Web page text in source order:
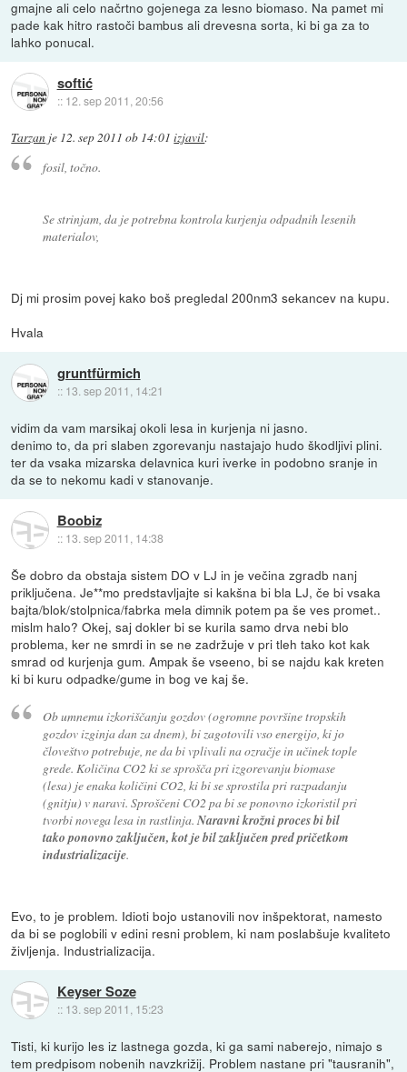
gmajne ali celo načrtno gojenega za lesno biomaso. Na pamet mi
pade kak hitro rastoči bambus ali drevesna sorta, ki bi ga za to
lahko ponucal.
softić
:: 12. sep 2011, 20:56
Tarzan je 12. sep 2011 ob 14:01 izjavil:
fosil, točno.
Se strinjam, da je potrebna kontrola kurjenja odpadnih lesenih
materialov,
Dj mi prosim povej kako boš pregledal 200nm3 sekancev na kupu.
Hvala
gruntfürmich
:: 13. sep 2011, 14:21
vidim da vam marsikaj okoli lesa in kurjenja ni jasno.
denimo to, da pri slaben zgorevanju nastajajo hudo škodljivi plini.
ter da vsaka mizarska delavnica kuri iverke in podobno sranje in
da se to nekomu kadi v stanovanje.
Boobiz
:: 13. sep 2011, 14:38
Še dobro da obstaja sistem DO v LJ in je večina zgradb nanj
priključena. Je**mo predstavljajte si kakšna bi bla LJ, če bi vsaka
bajta/blok/stolpnica/fabrka mela dimnik potem pa še ves promet..
mislm halo? Okej, saj dokler bi se kurila samo drva nebi blo
problema, ker ne smrdi in se ne zadržuje v pri tleh tako kot kak
smrad od kurjenja gum. Ampak še vseeno, bi se najdu kak kreten
ki bi kuru odpadke/gume in bog ve kaj še.
Ob umnemu izkoriščanju gozdov (ogromne površine tropskih
gozdov izginja dan za dnem), bi zagotovili vso energijo, ki jo
človeštvo potrebuje, ne da bi vplivali na ozračje in učinek tople
grede. Količina CO2 ki se sprošča pri izgorevanju biomase
(lesa) je enaka količini CO2, ki bi se sprostila pri razpadanju
(gnitju) v naravi. Sproščeni CO2 pa bi se ponovno izkoristil pri
tvorbi novega lesa in rastlinja.Naravni krožni proces bi bil
tako ponovno zaključen, kot je bil zaključen pred pričetkom
industrializacije.
Evo, to je problem. Idioti bojo ustanovili nov inšpektorat, namesto
da bi se poglobili v edini resni problem, ki nam poslabšuje kvaliteto
življenja. Industrializacija.
Keyser Soze
:: 13. sep 2011, 15:23
Tisti, ki kurijo les iz lastnega gozda, ki ga sami naberejo, nimajo s
tem predpisom nobenih navzkrižij. Problem nastane pri "tausranih",